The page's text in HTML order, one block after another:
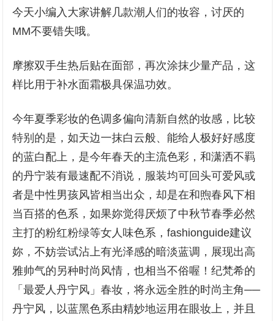
今天小编入大家讲解几款潮人们的妆容，讨厌的
MM不要错失哦。
摩擦双手生热后贴在面部，再次涂抹少量产品，这
样比用于补水面霜极具保温功效。
今年夏季彩妆的色调多偏向清新自然的妆感，比较
特别的是，如天边一抹白云般、能给人极好好感度
的蓝白配上，是今年春天的主流色彩，和潇洒不羁
的丹宁装有最速配不消说，服装均可回头可爱风或
者是中性男孩风皆相当出众，却是在和煦春风下相
当百搭的色系，如果妳觉得厌烦了中秋节春季必然
主打的粉红粉绿等女人味色系，fashionguide建议
妳，不妨尝试沾上有光泽感的暗淡蓝调，展现出高
雅帅气的另种时尚风情，也相当不俗喔！纪梵希的
「最爱人丹宁风」春妆，将永远全胜的时尚主角──
丹宁风，以蓝黑色系由精妙地运用在眼妆上，并且